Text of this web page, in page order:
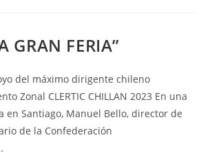
GRAN FERIA”
del máximo dirigente chileno
Zonal CLERTIC CHILLAN 2023 En una
en Santiago, Manuel Bello, director de
de la Confederación